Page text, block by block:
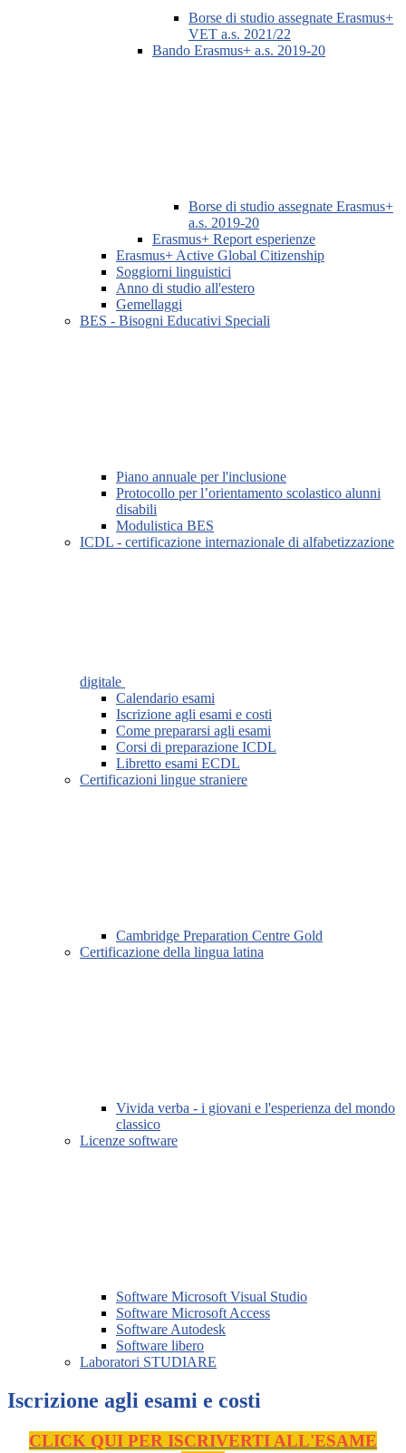
Borse di studio assegnate Erasmus+
VET a.s. 2021/22
Bando Erasmus+ a.s. 2019-20
Borse di studio assegnate Erasmus+
a.s. 2019-20
Erasmus+ Report esperienze
Erasmus+ Active Global Citizenship
Soggiorni linguistici
Anno di studio all'estero
Gemellaggi
BES - Bisogni Educativi Speciali
Piano annuale per l'inclusione
Protocollo per l’orientamento scolastico alunni
disabili
Modulistica BES
ICDL - certificazione internazionale di alfabetizzazione
digitale
Calendario esami
Iscrizione agli esami e costi
Come prepararsi agli esami
Corsi di preparazione ICDL
Libretto esami ECDL
Certificazioni lingue straniere
Cambridge Preparation Centre Gold
Certificazione della lingua latina
Vivida verba - i giovani e l'esperienza del mondo
classico
Licenze software
Software Microsoft Visual Studio
Software Microsoft Access
Software Autodesk
Software libero
Laboratori STUDIARE
Iscrizione agli esami e costi
CLICK QUI PER ISCRIVERTI ALL'ESAME